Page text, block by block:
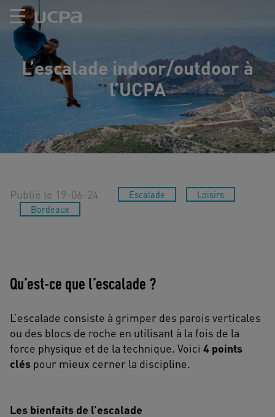
L’escalade indoor/outdoor à
l’UCPA
Publié le 19-06-24 Escalade
Loisirs
Bordeaux
Qu’est-ce que l’escalade ?
L’escalade consiste à grimper des parois verticales
ou des blocs de roche en utilisant à la fois de la
force physique et de la technique. Voici 4 points
clés pour mieux cerner la discipline.
Les bienfaits de l’escalade